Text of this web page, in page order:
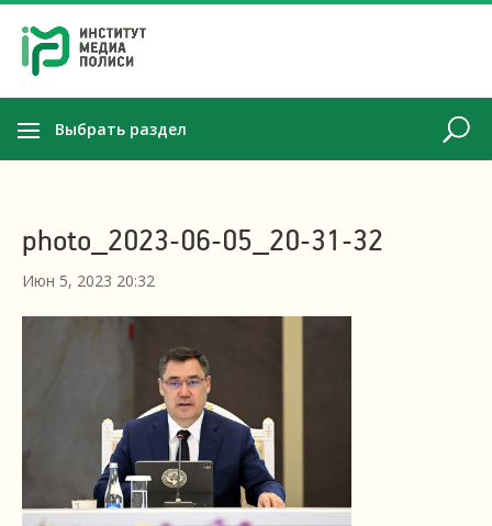
Выбрать раздел
photo_2023-06-05_20-31-32
Июн 5, 2023 20:32